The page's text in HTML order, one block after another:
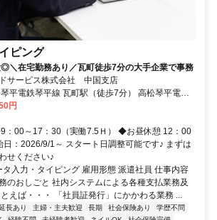
ピング
＼在宅勤務あり／瓦町徒歩7分の大手企業で事務
サービス株式会社 中国支店
平電鉄琴平線 瓦町駅（徒歩7分） 高松琴平電鉄
7分） 高松琴平電鉄志度線 瓦町駅（徒歩7分） ※
停「南新町」「県庁通り 中央
以内！ 徒歩数分以内にバス停がいくつかありま
：通勤＆ショッピングやランチにも便利な立地です♪
円
：00～17：30（実働7.5Ｈ） ◆お昼休憩 12：00
日：2026/9/1～ スタート日調整可能です♪ まずは
せください♪
入力・タイピング 雇用形態 派遣社員 仕事内容
のおしごと 社内システムによる各種支払業務及
えば・・・ 「社員証発行」にかかわる業務 ...
長あり 主婦・主夫歓迎 長期 社会保険あり
学歴不問